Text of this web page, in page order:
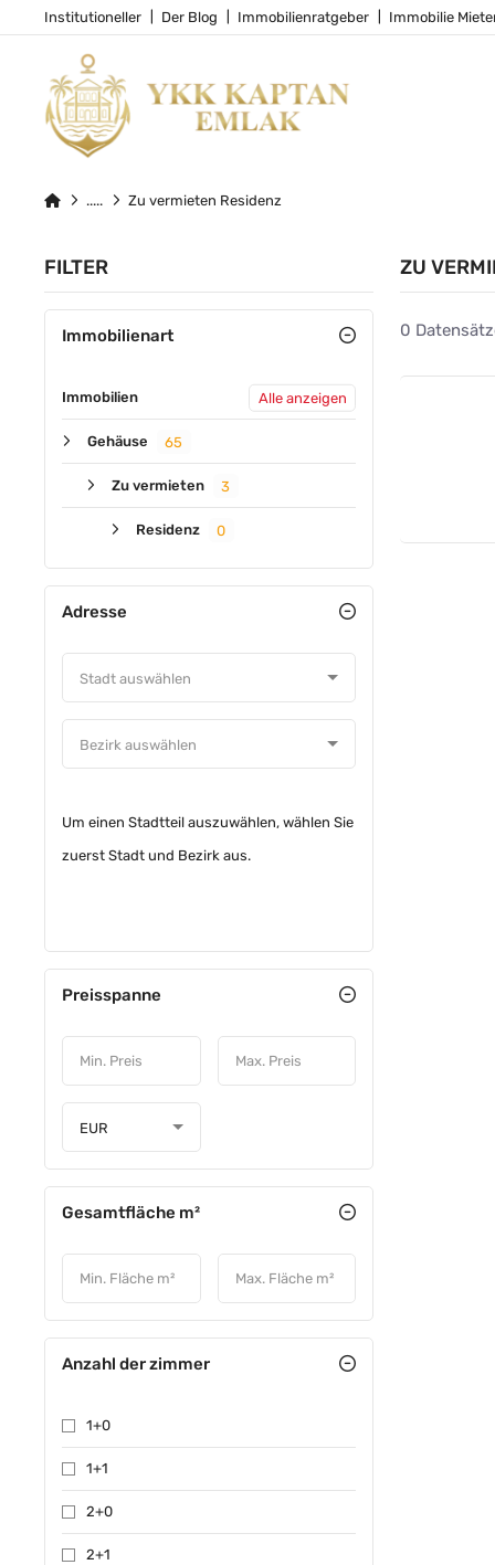
Institutioneller Der Blog Immobilienratgeber Immobilie
Zu vermieten Residenz
FILTER
Immobilienart
Immobilien Alle anzeigen
Gehäuse 65
Zu vermieten 3
Residenz 0
Adresse
Um einen Stadtteil auszuwählen, wählen Sie
zuerst Stadt und Bezirk aus.
Preisspanne
EUR
Gesamtfläche m²
Anzahl der zimmer
1+0
1+1
2+0
2+1
ZU
0